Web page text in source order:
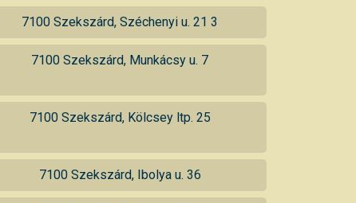
7100 Szekszárd, Széchenyi u. 21 3
7100 Szekszárd, Munkácsy u. 7
7100 Szekszárd, Kölcsey ltp. 25
7100 Szekszárd, Ibolya u. 36